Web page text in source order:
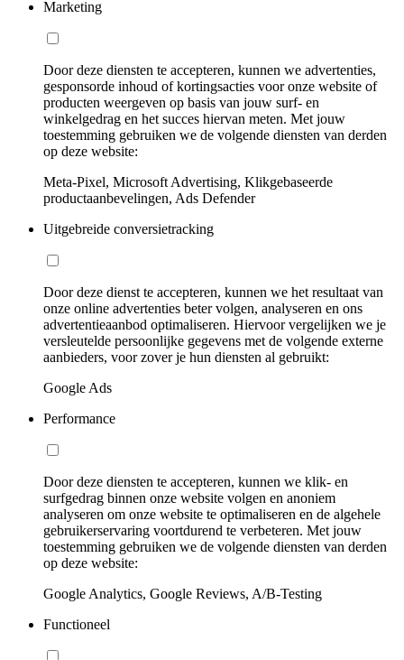
Marketing
Door deze diensten te accepteren, kunnen we advertenties,
gesponsorde inhoud of kortingsacties voor onze website of
producten weergeven op basis van jouw surf- en
winkelgedrag en het succes hiervan meten. Met jouw
toestemming gebruiken we de volgende diensten van derden
op deze website:
Meta-Pixel, Microsoft Advertising, Klikgebaseerde
productaanbevelingen, Ads Defender
Uitgebreide conversietracking
Door deze dienst te accepteren, kunnen we het resultaat van
onze online advertenties beter volgen, analyseren en ons
advertentieaanbod optimaliseren. Hiervoor vergelijken we je
versleutelde persoonlijke gegevens met de volgende externe
aanbieders, voor zover je hun diensten al gebruikt:
Google Ads
Performance
Door deze diensten te accepteren, kunnen we klik- en
surfgedrag binnen onze website volgen en anoniem
analyseren om onze website te optimaliseren en de algehele
gebruikerservaring voortdurend te verbeteren. Met jouw
toestemming gebruiken we de volgende diensten van derden
op deze website:
Google Analytics, Google Reviews, A/B-Testing
Functioneel